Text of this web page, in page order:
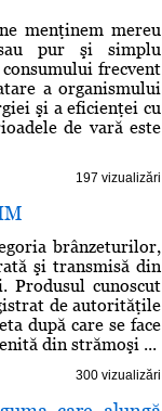
menţinem mereu
pur şi simplu
frecvent
a organismului
şi a eficienţei cu
de vară este
197 vizualizări
brânzeturilor,
şi transmisă din
Produsul cunoscut
de autorităţile
după care se face
din strămoşi ...
300 vizualizări